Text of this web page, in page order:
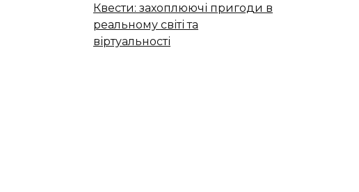
Квести: захоплюючі пригоди в
реальному світі та
віртуальності